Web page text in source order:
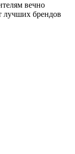
вечно
лучших брендов